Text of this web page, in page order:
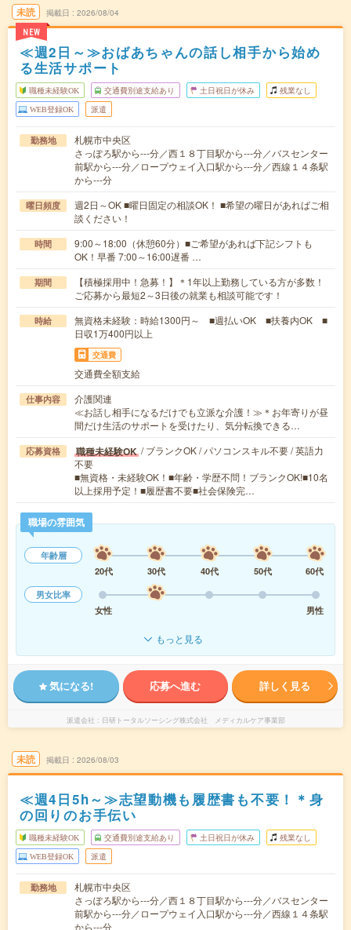
未読
NEW
掲載日 2026/08/04
≪週2日～≫おばあちゃんの話し相手から始め
る生活サポート
職種未経験OK 交通費別途支給あり 土日祝日が休み 残業なし
WEB登録OK 派遣
勤務地
札幌市中央区
さっぽろ駅から---分／西１８丁目駅から---分／バスセンター
前駅から---分／ロープウェイ入口駅から---分／西線１４条駅
から---分
曜日頻度
週2日～OK ■曜日固定の相談OK！ ■希望の曜日があればご相
談ください！
時間
9:00～18:00（休憩60分）■ご希望があれば下記シフトも
OK！早番 7:00～16:00遅番 …
期間
【積極採用中！急募！】＊1年以上勤務している方が多数！
ご応募から最短2～3日後の就業も相談可能です！
時給
無資格未経験：時給1300円～ ■週払いOK ■扶養内OK ■
日収1万400円以上
交通費
交通費全額支給
仕事内容
介護関連
≪お話し相手になるだけでも立派な介護！≫＊お年寄りが昼
間だけ生活のサポートを受けたり、気分転換できる…
応募資格 職種未経験OK / ブランクOK / パソコンスキル不要 / 英語力
不要
■無資格・未経験OK！■年齢・学歴不問！ブランクOK!■10名
以上採用予定！■履歴書不要■社会保険完…
職場の雰囲気
年齢層
20代
30代 40代 50代
60代
男女比率
女性
男性
もっと見る
気になる! 応募へ進む 詳しく見る
派遣会社 日研トータルソーシング株式会社 メディカルケア事業部
未読 掲載日 2026/08/03
≪週4日5h～≫志望動機も履歴書も不要！＊身
の回りのお手伝い
職種未経験OK 交通費別途支給あり 土日祝日が休み 残業なし
WEB登録OK 派遣
勤務地
札幌市中央区
さっぽろ駅から---分／西１８丁目駅から---分／バスセンター
前駅から---分／ロープウェイ入口駅から---分／西線１４条駅
から---分